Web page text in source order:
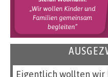
Eigentlich wollten